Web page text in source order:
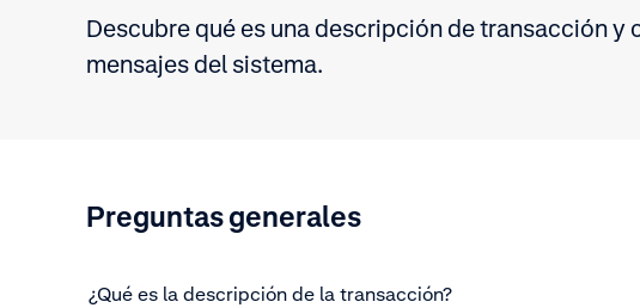
Descubre qué es una descripción de transacción y
mensajes del sistema.
Preguntas generales
¿Qué es la descripción de la transacción?